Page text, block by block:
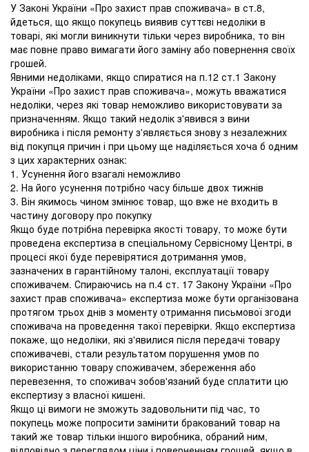
У Законі України «Про захист прав споживача» в ст.8,
йдеться, що якщо покупець виявив суттєві недоліки в
товарі, які могли виникнути тільки через виробника, то він
має повне право вимагати його заміну або повернення своїх
грошей.
Явними недоліками, якщо спиратися на п.12 ст.1 Закону
України «Про захист прав споживача», можуть вважатися
недоліки, через які товар неможливо використовувати за
призначенням. Якщо такий недолік з'явився з вини
виробника і після ремонту з'являється знову з незалежних
від покупця причин і при цьому ще наділяється хоча б одним
з цих характерних ознак:
1. Усунення його взагалі неможливо
2. На його усунення потрібно часу більше двох тижнів
3. Він якимось чином змінює товар, що вже не входить в
частину договору про покупку
Якщо буде потрібна перевірка якості товару, то може бути
проведена експертиза в спеціальному Сервісному Центрі, в
процесі якої буде перевірятися дотримання умов,
зазначених в гарантійному талоні, експлуатації товару
споживачем. Спираючись на п.4 ст. 17 Закону України «Про
захист прав споживача» експертиза може бути організована
протягом трьох днів з моменту отримання письмової згоди
споживача на проведення такої перевірки. Якщо експертиза
покаже, що недоліки, які з'явилися після передачі товару
споживачеві, стали результатом порушення умов по
використанню товару споживачем, збереження або
перевезення, то споживач зобов'язаний буде сплатити цю
експертизу з власної кишені.
Якщо ці вимоги не зможуть задовольнити під час, то
покупець може попросити замінити бракований товар на
такий же товар тільки іншого виробника, обраний ним,